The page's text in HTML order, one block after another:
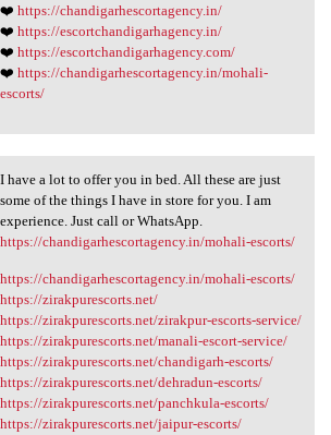
❤️ https://chandigarhescortagency.in/
❤️ https://escortchandigarhagency.in/
❤️ https://escortchandigarhagency.com/
❤️ https://chandigarhescortagency.in/mohali-
escorts/
a lot to offer you in
I have a lot to offer you in bed. All these are just
some of the things I have in store for you. I am
experience. Just call or WhatsApp.
https://chandigarhescortagency.in/mohali-escorts/
https://chandigarhescortagency.in/mohali-escorts/
https://zirakpurescorts.net/
https://zirakpurescorts.net/zirakpur-escorts-service/
https://zirakpurescorts.net/manali-escort-service/
https://zirakpurescorts.net/chandigarh-escorts/
https://zirakpurescorts.net/dehradun-escorts/
https://zirakpurescorts.net/panchkula-escorts/
https://zirakpurescorts.net/jaipur-escorts/